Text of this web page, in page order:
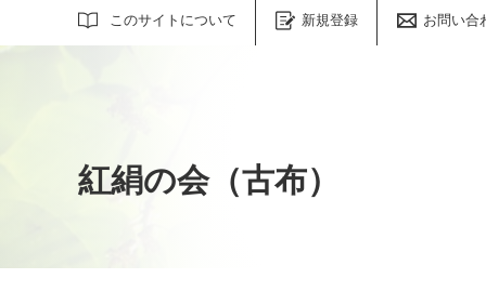
このサイトについて 新規登録 お問い合
サイト内検索
紅絹の会（古布）